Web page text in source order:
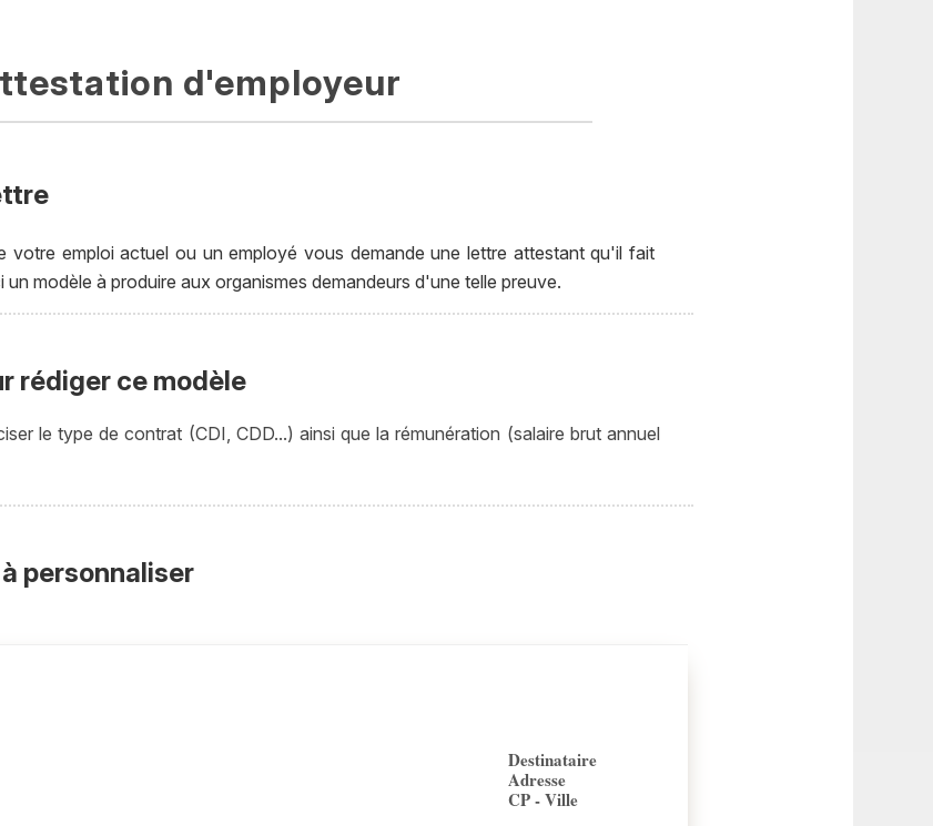
d'employeur
votre emploi actuel ou un employé vous demande une lettre attestant qu'il fait
modèle à produire aux organismes demandeurs d'une telle preuve.
rédiger ce modèle
le type de contrat (CDI, CDD...) ainsi que la rémunération (salaire brut annuel
personnaliser
Destinataire
Adresse
CP - Ville